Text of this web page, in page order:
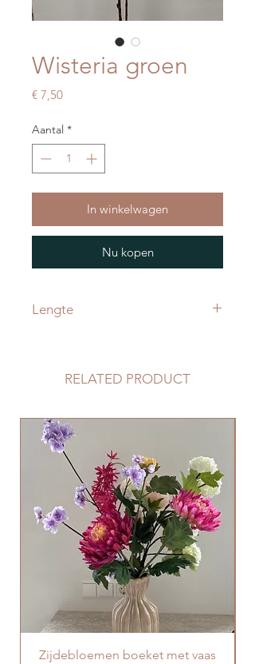
Wisteria groen
€ 7,50Prijs
Aantal *
In winkelwagen
Nu kopen
Lengte
RELATED PRODUCT
Zijdebloemen boeket met vaas